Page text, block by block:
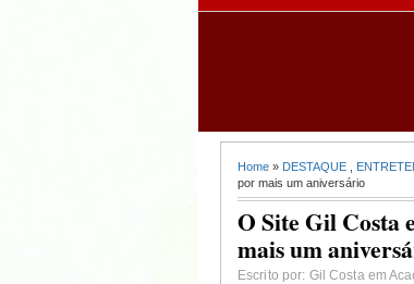
Home » DESTAQUE
por mais um aniversário
O Site Gil Costa
mais um
Escrito por: Gil Costa em